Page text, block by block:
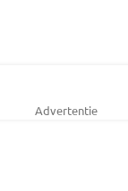
Advertentie